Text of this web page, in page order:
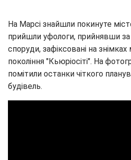
На Марсі знайшли покинуте
прийшли уфологи, прийнявши за
споруди, зафіксовані на
покоління "Кьюріосіті". На
помітили останки чіткого
будівель.